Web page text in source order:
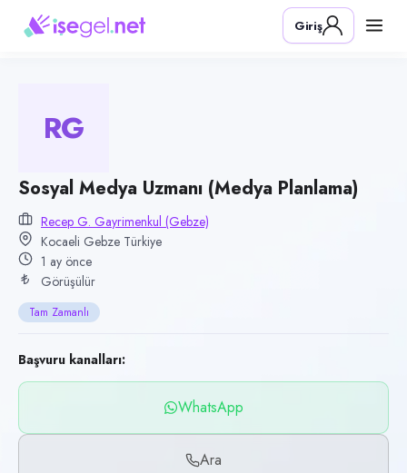
Pozisyon
Sosyal Medya Uzmanı (Medya Planlama)
Kategori
Konum
Gebze, Kocaeli
Çalışma şekli
Tam Zamanlı · Ofis
Yayın tarihi
5 Temmuz 2026
Son geçerlilik
3 Ekim 2026
WhatsApp, Telefon
Giriş
RG
Sosyal Medya Uzmanı (Medya Planlama)
Recep G. Gayrimenkul (Gebze)
Kocaeli Gebze Türkiye
1 ay önce
Görüşülür
Tam Zamanlı
Başvuru kanalları:
WhatsApp
Ara